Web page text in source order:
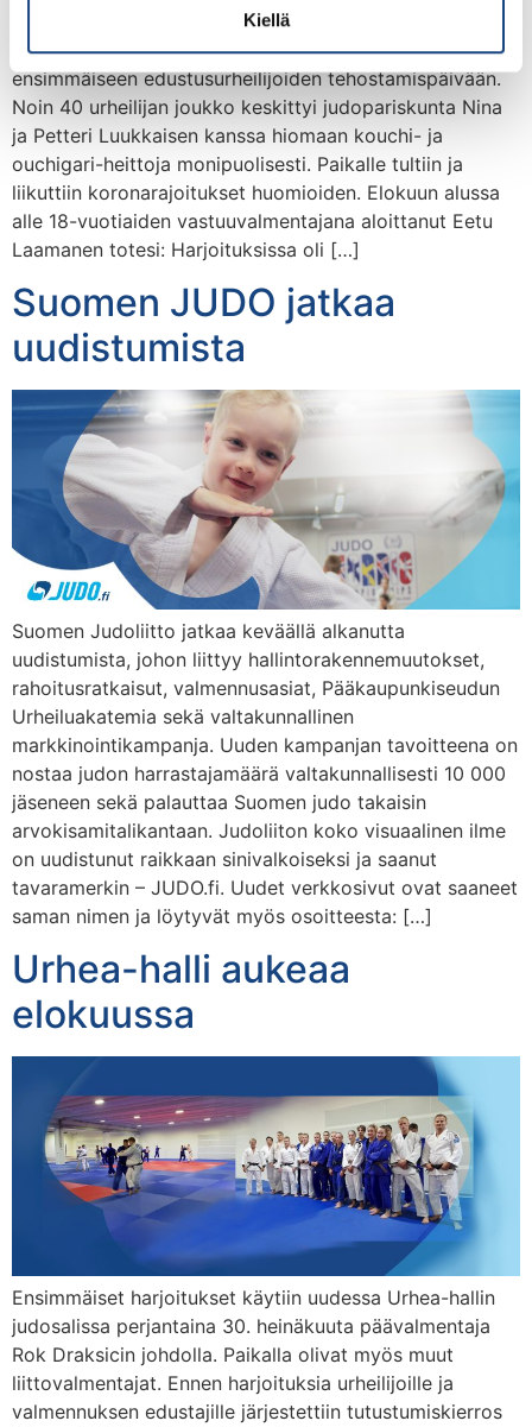
Kiellä
vanhemmat edustusurheilijat kokoontuivat lauantaina
14.8. harjoittelemaan yhdessä Urheaan syksyn
ensimmäiseen edustusurheilijoiden tehostamispäivään.
Noin 40 urheilijan joukko keskittyi judopariskunta Nina
ja Petteri Luukkaisen kanssa hiomaan kouchi- ja
ouchigari-heittoja monipuolisesti. Paikalle tultiin ja
liikuttiin koronarajoitukset huomioiden. Elokuun alussa
alle 18-vuotiaiden vastuuvalmentajana aloittanut Eetu
Laamanen totesi: Harjoituksissa oli […]
Suomen JUDO jatkaa
uudistumista
Suomen Judoliitto jatkaa keväällä alkanutta
uudistumista, johon liittyy hallintorakennemuutokset,
rahoitusratkaisut, valmennusasiat, Pääkaupunkiseudun
Urheiluakatemia sekä valtakunnallinen
markkinointikampanja. Uuden kampanjan tavoitteena on
nostaa judon harrastajamäärä valtakunnallisesti 10 000
jäseneen sekä palauttaa Suomen judo takaisin
arvokisamitalikantaan. Judoliiton koko visuaalinen ilme
on uudistunut raikkaan sinivalkoiseksi ja saanut
tavaramerkin – JUDO.fi. Uudet verkkosivut ovat saaneet
saman nimen ja löytyvät myös osoitteesta: […]
Urhea-halli aukeaa
elokuussa
Ensimmäiset harjoitukset käytiin uudessa Urhea-hallin
judosalissa perjantaina 30. heinäkuuta päävalmentaja
Rok Draksicin johdolla. Paikalla olivat myös muut
liittovalmentajat. Ennen harjoituksia urheilijoille ja
valmennuksen edustajille järjestettiin tutustumiskierros